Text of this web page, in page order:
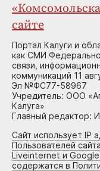
сайте
Портал Калуги и
как СМИ
связи,
коммуникаций 11
Эл №ФС77-58967
Учредитель: ООО
Калуга»
Главный редактор:
Сайт использует IP
Пользователей
Liveinternet и
содержатся в